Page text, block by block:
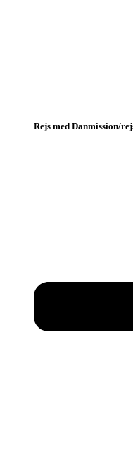
Rejs med Danmission/